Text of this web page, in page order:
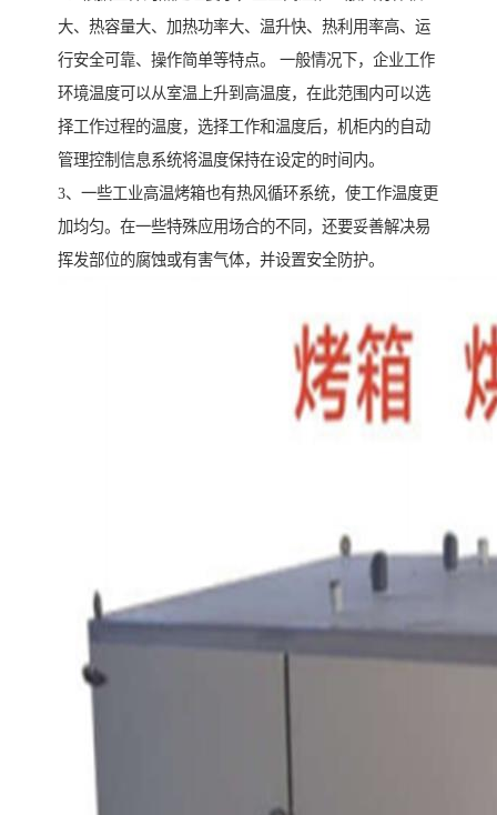
大、热容量大、加热功率大、温升快、热利用率高、运
行安全可靠、操作简单等特点。 一般情况下，企业工作
环境温度可以从室温上升到高温度，在此范围内可以选
择工作过程的温度，选择工作和温度后，机柜内的自动
管理控制信息系统将温度保持在设定的时间内。
3、一些工业高温烤箱也有热风循环系统，使工作温度更
加均匀。在一些特殊应用场合的不同，还要妥善解决易
挥发部位的腐蚀或有害气体，并设置安全防护。